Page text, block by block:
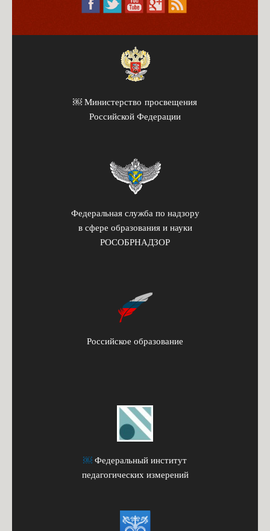
￼ Министерство просвещения
Российской Федерации
Федеральная служба по надзору
в сфере образования и науки
РОСОБРНАДЗОР
Российское образование
￼ Федеральный институт
педагогических измерений